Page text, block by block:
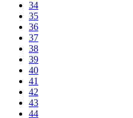
34
35
36
37
38
39
40
41
42
43
44